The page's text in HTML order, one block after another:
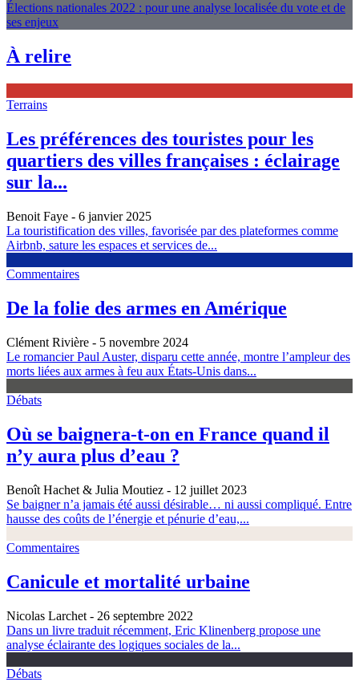
Élections nationales 2022 : pour une analyse localisée du vote et de
ses enjeux
À relire
Terrains
Les préférences des touristes pour les
quartiers des villes françaises : éclairage
sur la...
Benoit Faye - 6 janvier 2025
La touristification des villes, favorisée par des plateformes comme
Airbnb, sature les espaces et services de...
Commentaires
De la folie des armes en Amérique
Clément Rivière - 5 novembre 2024
Le romancier Paul Auster, disparu cette année, montre l’ampleur des
morts liées aux armes à feu aux États-Unis dans...
Débats
Où se baignera-t-on en France quand il
n’y aura plus d’eau ?
Benoît Hachet & Julia Moutiez - 12 juillet 2023
Se baigner n’a jamais été aussi désirable… ni aussi compliqué. Entre
hausse des coûts de l’énergie et pénurie d’eau,...
Commentaires
Canicule et mortalité urbaine
Nicolas Larchet - 26 septembre 2022
Dans un livre traduit récemment, Eric Klinenberg propose une
analyse éclairante des logiques sociales de la...
Débats